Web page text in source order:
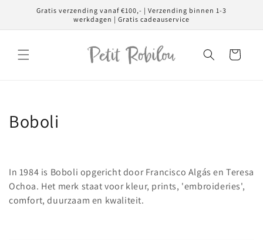
naar deGratis verzending vanaf €100,- | Verzending binnen 1-3
werkdagen | Gratis cadeauservice
Winkelwagen
C
l
l
e
Boboli
In 1984 is Boboli opgericht door Francisco Algás en Teresa
Ochoa. Het merk staat voor kleur, prints, 'embroideries',
comfort, duurzaam en kwaliteit.